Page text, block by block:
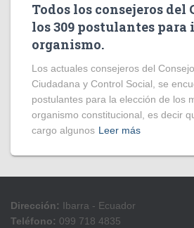
Todos los consejeros del
los 309 postulantes para
organismo.
Los actuales consejeros del
Ciudadana y Control Social, se
postulantes para la elección de los
organismo constitucional, es decir
cargo algunos Leer más
Dirección: Ibarra - Ecuador
Teléfono: 099 718 4835